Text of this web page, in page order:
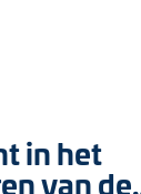
in het
van de